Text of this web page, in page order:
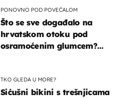
PONOVNO POD POVEĆALOM
Što se sve događalo na
hrvatskom otoku pod
osramoćenim glumcem?
TKO GLEDA U MORE?
Sićušni bikini s trešnjicama